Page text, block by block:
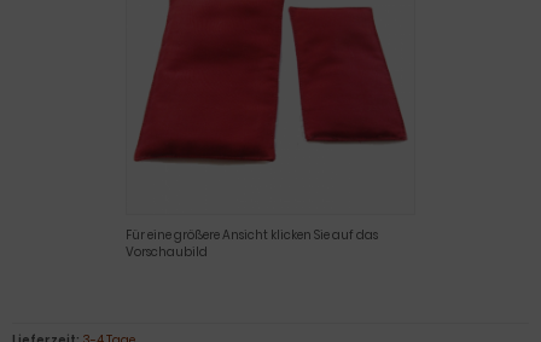
Für eine größere Ansicht klicken Sie auf das
Vorschaubild